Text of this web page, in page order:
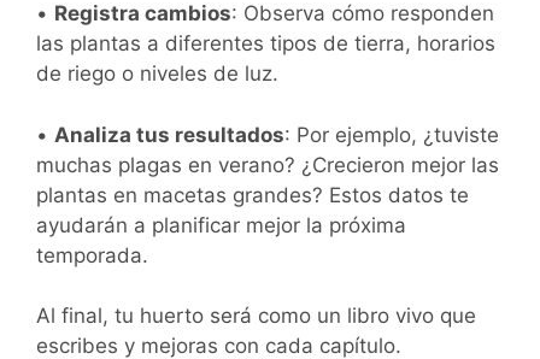
• Registra cambios: Observa cómo responden
las plantas a diferentes tipos de tierra, horarios
de riego o niveles de luz.
• Analiza tus resultados: Por ejemplo, ¿tuviste
muchas plagas en verano? ¿Crecieron mejor las
plantas en macetas grandes? Estos datos te
ayudarán a planificar mejor la próxima
temporada.
Al final, tu huerto será como un libro vivo que
escribes y mejoras con cada capítulo.